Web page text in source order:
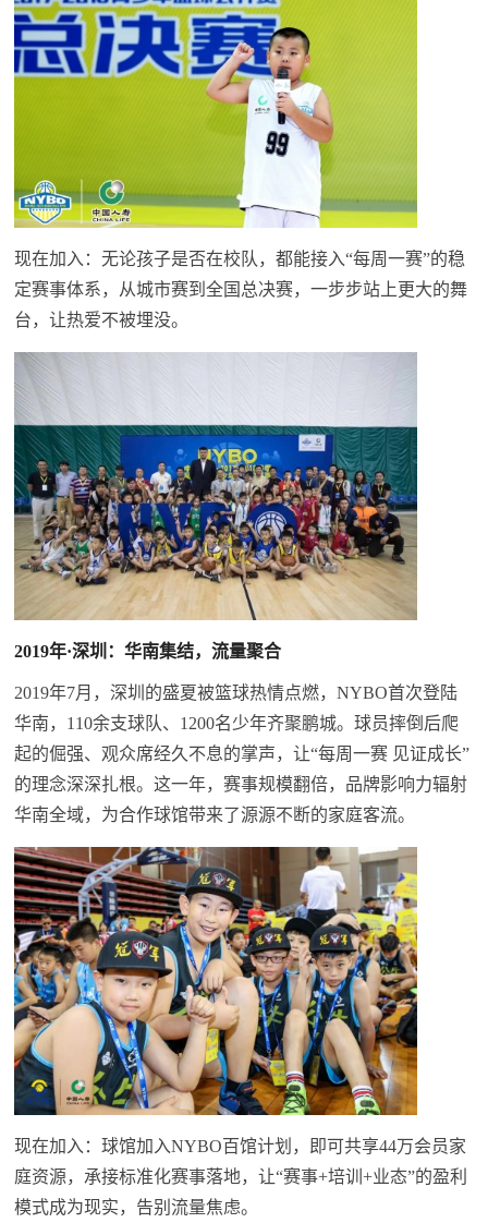
现在加入：无论孩子是否在校队，都能接入“每周一赛”的稳
定赛事体系，从城市赛到全国总决赛，一步步站上更大的舞
台，让热爱不被埋没。
2019年·深圳：华南集结，流量聚合
2019年7月，深圳的盛夏被篮球热情点燃，NYBO首次登陆
华南，110余支球队、1200名少年齐聚鹏城。球员摔倒后爬
起的倔强、观众席经久不息的掌声，让“每周一赛 见证成长”
的理念深深扎根。这一年，赛事规模翻倍，品牌影响力辐射
华南全域，为合作球馆带来了源源不断的家庭客流。
现在加入：球馆加入NYBO百馆计划，即可共享44万会员家
庭资源，承接标准化赛事落地，让“赛事+培训+业态”的盈利
模式成为现实，告别流量焦虑。